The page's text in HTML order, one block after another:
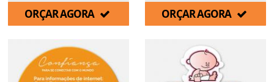
ORÇAR AGORA ORÇAR AGORA